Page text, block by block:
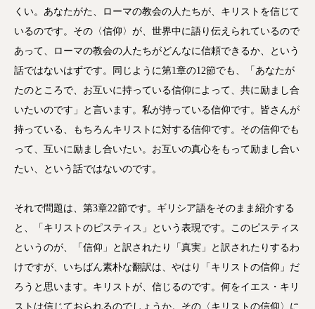
くい。あなたがた、ローマの教会の人たちが、キリストを信じて
いるのです。その〈信仰〉が、世界中に語り伝えられているので
あって、ローマの教会の人たちがどんなに信頼できるか、という
話ではないはずです。同じように第1章の12節でも、「あなたが
たのところで、お互いに持っている信仰によって、共に励まし合
いたいのです」と言います。私が持っている信仰です。皆さんが
持っている、もちろんキリストに対する信仰です。その信仰でも
って、互いに励まし合いたい。お互いの真心をもって励まし合い
たい、という話ではないのです。
それで問題は、第3章22節です。ギリシア語をそのまま紹介する
と、「キリストのピスティス」という表現です。このピスティス
というのが、「信仰」と訳されたり「真実」と訳されたりするわ
けですが、いちばん素朴な翻訳は、やはり「キリストの信仰」だ
ろうと思います。キリストが、信じるのです。何をイエス・キリ
ストは信じておられるのでしょうか。その〈キリストの信仰〉に